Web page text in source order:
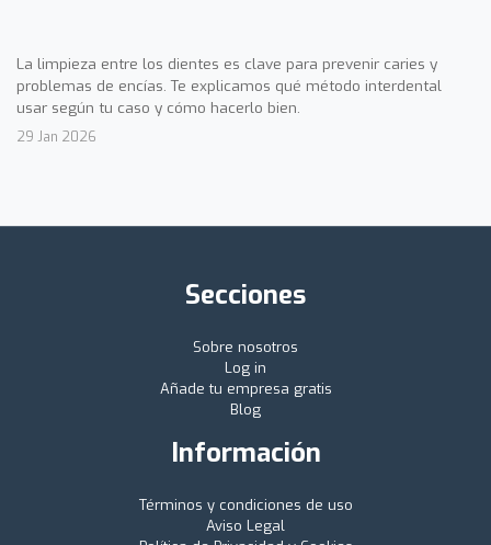
La limpieza entre los dientes es clave para prevenir caries y
problemas de encías. Te explicamos qué método interdental
usar según tu caso y cómo hacerlo bien.
29 Jan 2026
Secciones
Sobre nosotros
Log in
Añade tu empresa gratis
Blog
Información
Términos y condiciones de uso
Aviso Legal